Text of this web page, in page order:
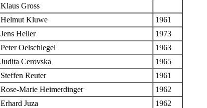
Klaus Gross
Helmut Kluwe
1961
Jens Heller
1973
Peter Oelschlegel
1963
Judita Cerovska
1965
Steffen Reuter
1961
Rose-Marie Heimerdinger
1962
Erhard Juza
1962